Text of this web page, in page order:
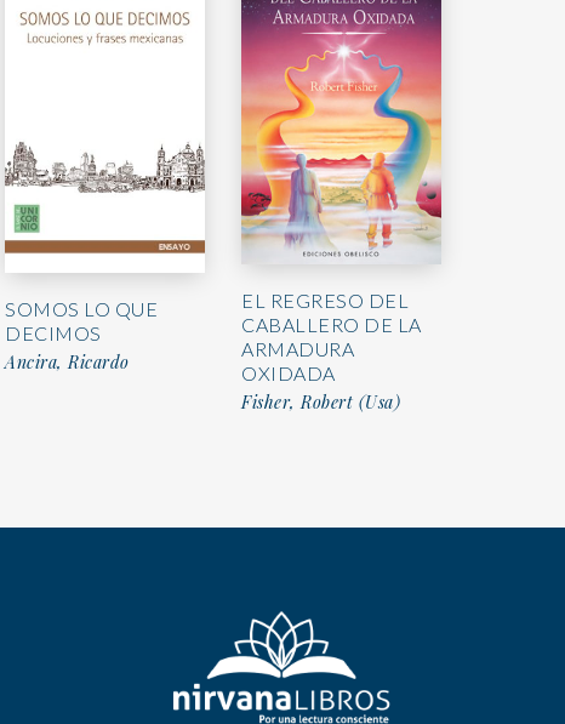
SOMOS LO QUE
DECIMOS
Ancira, Ricardo
EL REGRESO DEL
CABALLERO DE LA
ARMADURA
OXIDADA
Fisher, Robert (Usa)